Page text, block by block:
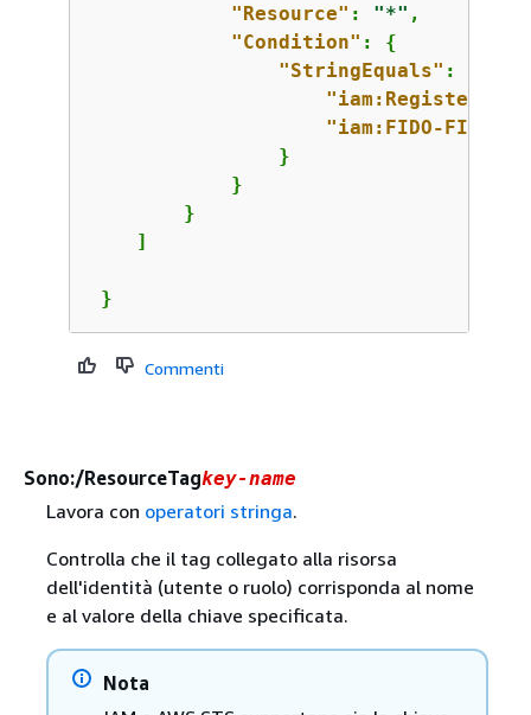
"Resource" : "*" ,
"Condition" : {
"StringEquals" :
"iam:FIDO-
                }
            }
        }
    ]
}
Commenti
Sono:/ResourceTagkey-name
Lavora con operatori stringa.
Controlla che il tag collegato alla risorsa
dell'identità (utente o ruolo) corrisponda al nome
e al valore della chiave specificata.
Nota